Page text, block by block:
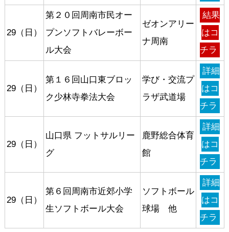
29（日）
第２０回周南市民オー
プンソフトバレーボー
ル大会
ゼオンアリー
ナ周南
結果
はコ
チラ
29（日）
第１６回山口東ブロッ
ク少林寺拳法大会
学び・交流プ
ラザ武道場
詳細
はコ
チラ
29（日）
山口県 フットサルリー
グ
鹿野総合体育
館
詳細
はコ
チラ
29（日）
第６回周南市近郊小学
生ソフトボール大会
ソフトボール
球場 他
詳細
はコ
チラ